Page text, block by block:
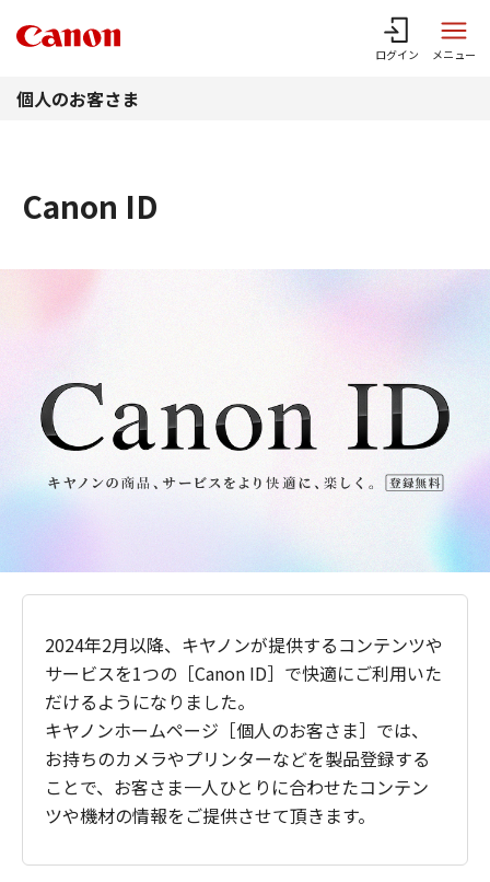
ログイン メニュー
個人のお客さま
Canon ID
2024年2月以降、キヤノンが提供するコンテンツや
サービスを1つの［Canon ID］で快適にご利用いた
だけるようになりました。
キヤノンホームページ［個人のお客さま］では、
お持ちのカメラやプリンターなどを製品登録する
ことで、お客さま一人ひとりに合わせたコンテン
ツや機材の情報をご提供させて頂きます。